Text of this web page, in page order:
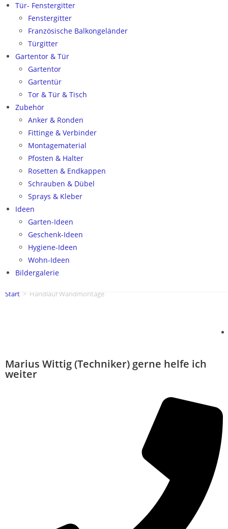
Tür- Fenstergitter
Fenstergitter
Französische Balkongeländer
Türgitter
Gartentor & Tür
Gartentor
Gartentür
Tor & Tür & Tisch
Zubehör
Anker & Ronden
Fittinge & Verbinder
Montagematerial
Pfosten & Halter
Rosetten & Endkappen
Schrauben & Dübel
Sprays & Kleber
Ideen
Garten-Ideen
Geschenk-Ideen
Hygiene-Ideen
Wohn-Ideen
Bildergalerie
Start > Handlauf Wandmontage
Marius Wittig (Techniker) gerne helfe ich
weiter